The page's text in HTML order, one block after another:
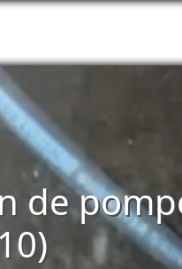
de